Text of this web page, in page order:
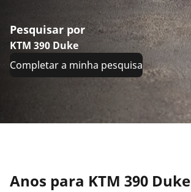
Pesquisar por
KTM 390 Duke
Completar a minha pesquisa
Anos para KTM 390 Duke